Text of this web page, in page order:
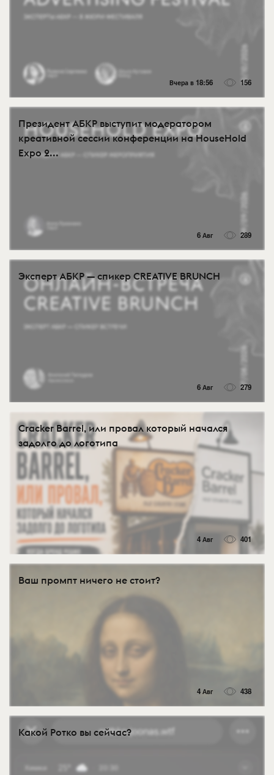
Вчера в 18:56 156
Президент АБКР выступит модератором
креативной сессии конференции на HouseHold
Expo 2...
6 Авг 289
Эксперт АБКР — спикер CREATIVE BRUNCH
6 Авг 279
Cracker Barrel, или провал который начался
задолго до логотипа
4 Авг 401
Ваш промпт ничего не стоит?
4 Авг 438
Какой Ротко вы сейчас?